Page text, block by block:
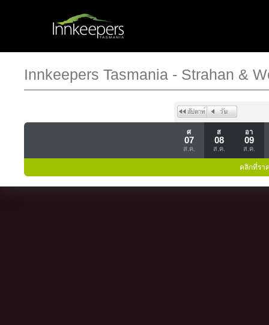
Innkeepers Tasmania - Strahan &
ศ
07
ส.ค.
ส
08
ส.ค.
อา
09
ส.ค.
คลิกที่รา